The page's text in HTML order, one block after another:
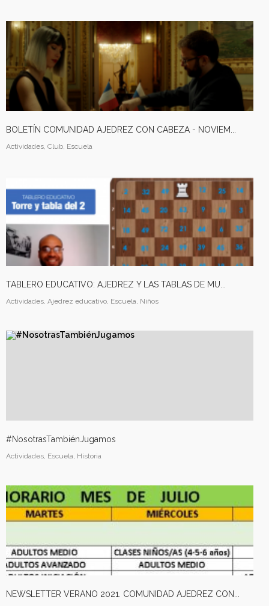
BOLETÍN COMUNIDAD AJEDREZ CON CABEZA - NOVIEM...
Actividades, Club, Escuela
TABLERO EDUCATIVO: AJEDREZ Y LAS TABLAS DE MU...
Actividades, Ajedrez educativo, Escuela, Niños
#NosotrasTambiénJugamos
Actividades, Escuela, Historia
NEWSLETTER VERANO 2021. COMUNIDAD AJEDREZ CON...